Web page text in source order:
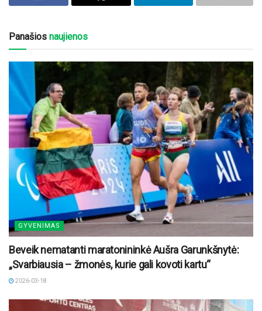
Panašios naujienos
GYVENIMAS
Beveik nematanti maratonininkė Aušra Garunkšnytė:
„Svarbiausia – žmonės, kurie gali kovoti kartu“
2026-03-18